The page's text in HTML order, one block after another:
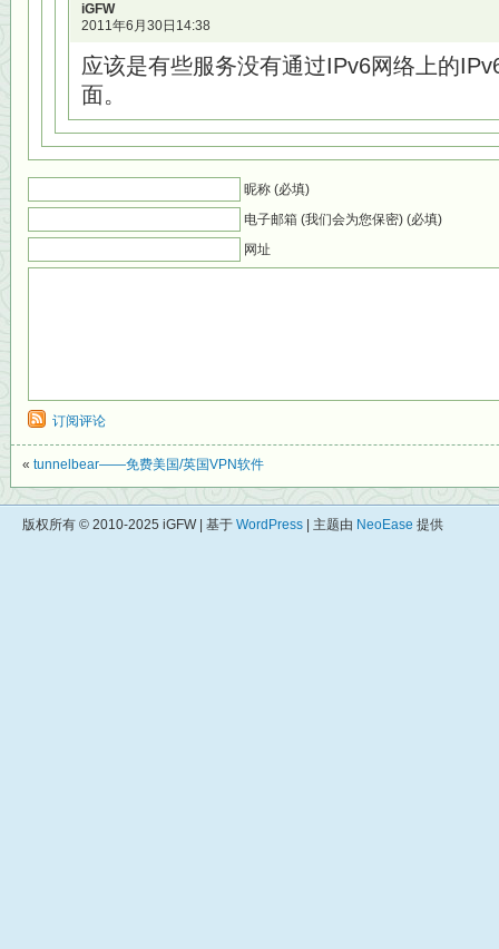
iGFW
2011年6月30日14:38
应该是有些服务没有通过IPv6网络上的
面。
昵称 (必填)
电子邮箱 (我们会为您保密) (必填)
网址
订阅评论
« tunnelbear——免费美国/英国VPN软件
版权所有 © 2010-2025 iGFW | 基于 WordPress | 主题由 NeoEase 提供